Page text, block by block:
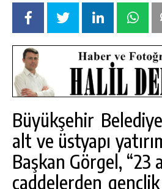
Büyükşehir
alt ve üstyapı
Başkan Görgel, “23
caddelerden